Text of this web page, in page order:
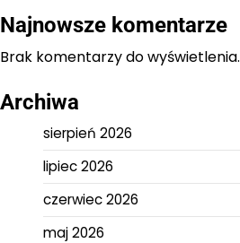
Najnowsze komentarze
Brak komentarzy do wyświetlenia.
Archiwa
sierpień 2026
lipiec 2026
czerwiec 2026
maj 2026